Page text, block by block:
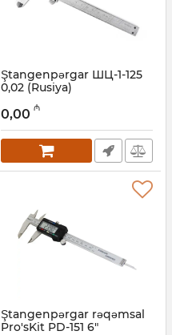
Ştangenpərgar ШЦ-1-125
0,02 (Rusiya)
052001001
0,00 ₼
Ştangenpərgar rəqəmsal
Pro'sKit PD-151 6"